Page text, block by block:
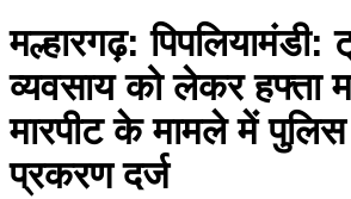
मल्हारगढ़: पिपलियामंडी:
व्यवसाय को लेकर हफ्ता
मारपीट के मामले में
प्रकरण दर्ज